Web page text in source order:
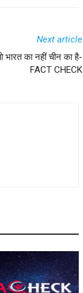
Next article
भारत का नहीं चीन का है-
FACT CHECK